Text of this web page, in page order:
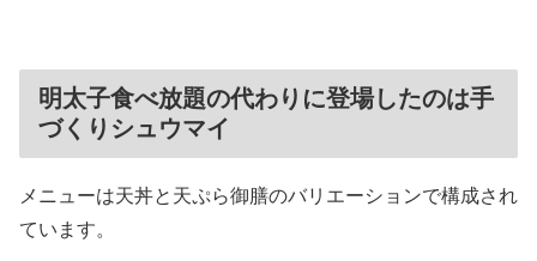
明太子食べ放題の代わりに登場したのは手
づくりシュウマイ
メニューは天丼と天ぷら御膳のバリエーションで構成され
ています。